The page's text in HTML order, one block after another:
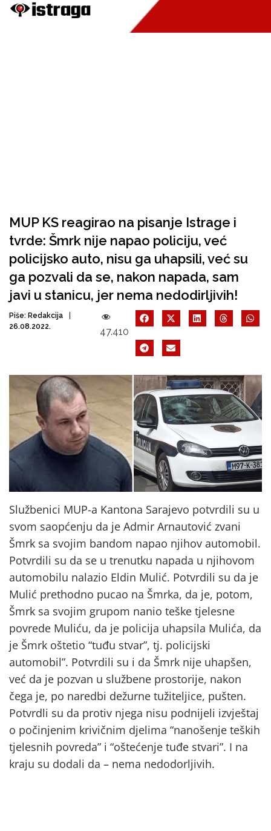
MUP KS reagirao na pisanje Istrage i
tvrde: Šmrk nije napao policiju, već
policijsko auto, nisu ga uhapsili, već su
ga pozvali da se, nakon napada, sam
javi u stanicu, jer nema nedodirljivih!
Piše: Redakcija
26.08.2022.
47.410
Službenici MUP-a Kantona Sarajevo potvrdili su u
svom saopćenju da je Admir Arnautović zvani
Šmrk sa svojim bandom napao njihov automobil.
Potvrdili su da se u trenutku napada u njihovom
automobilu nalazio Eldin Mulić. Potvrdili su da je
Mulić prethodno pucao na Šmrka, da je, potom,
Šmrk sa svojim grupom nanio teške tjelesne
povrede Muliću, da je policija uhapsila Mulića, da
je Šmrk oštetio “tuđu stvar”, tj. policijski
automobil”. Potvrdili su i da Šmrk nije uhapšen,
već da je pozvan u službene prostorije, nakon
čega je, po naredbi dežurne tužiteljice, pušten.
Potvrdli su da protiv njega nisu podnijeli izvještaj
o počinjenim krivičnim djelima “nanošenje teških
tjelesnih povreda” i “oštećenje tuđe stvari”. I na
kraju su dodali da – nema nedodorljivih.